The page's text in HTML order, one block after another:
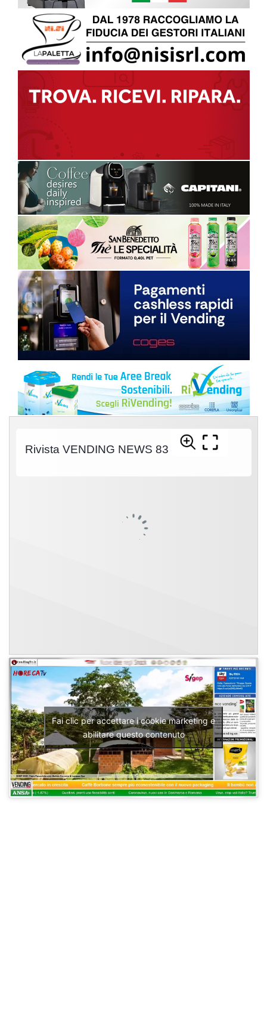
Fai clic per accettare i cookie marketing e
abilitare questo contenuto